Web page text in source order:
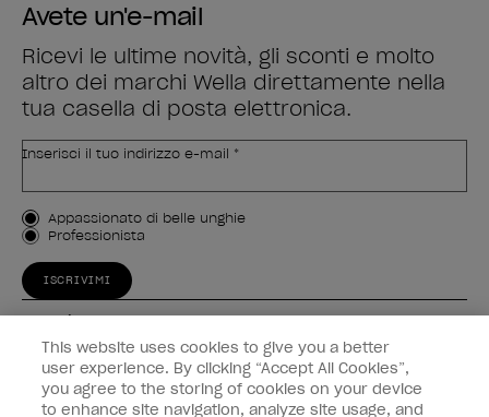
Avete un'e-mail
Ricevi le ultime novità, gli sconti e molto
altro dei marchi Wella direttamente nella
tua casella di posta elettronica.
Inserisci il tuo indirizzo e-mail *
Tipo di cliente
Appassionato di belle unghie
Professionista
ISCRIVIMI
Esperienza
Collegati
Informazioni sul cliente
This website uses cookies to give you a better
user experience. By clicking “Accept All Cookies”,
you agree to the storing of cookies on your device
to enhance site navigation, analyze site usage, and